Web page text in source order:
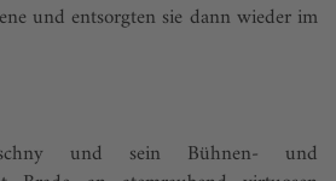
und entsorgten sie dann wieder im
und sein Bühnen- und